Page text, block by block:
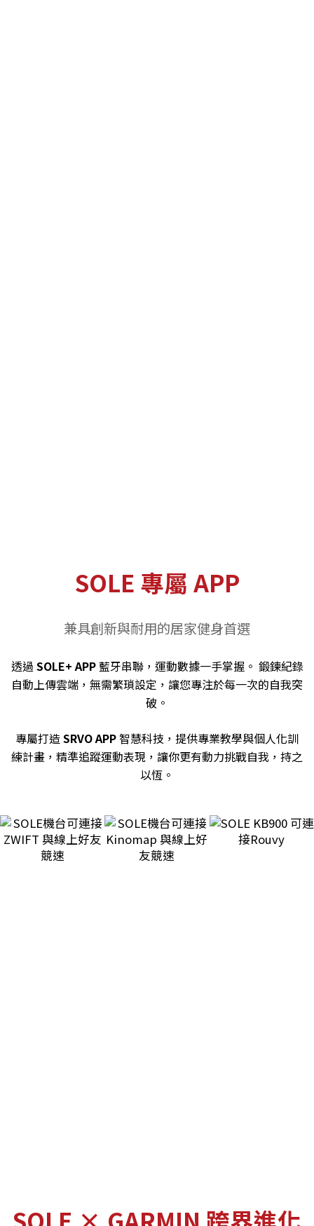
SOLE 專屬 APP
兼具創新與耐用的居家健身首選
透過 SOLE+ APP藍牙串聯，運動數據一手掌握。 鍛鍊紀錄
自動上傳雲端，無需繁瑣設定，讓您專注於每一次的自我突
破。
專屬打造SRVO APP智慧科技，提供專業教學與個人化訓
練計畫，精準追蹤運動表現，讓你更有動力挑戰自我，持之
以恆。